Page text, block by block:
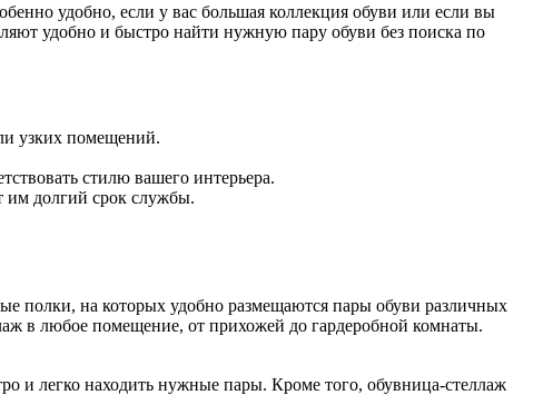
удобно, если у вас большая коллекция обуви или если вы
удобно и быстро найти нужную пару обуви без поиска по
узких помещений.
стилю вашего интерьера.
им долгий срок службы.
полки, на которых удобно размещаются пары обуви различных
в любое помещение, от прихожей до гардеробной комнаты.
и легко находить нужные пары. Кроме того, обувница-стеллаж